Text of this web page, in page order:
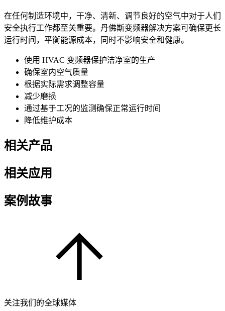
在任何制造环境中，干净、清新、调节良好的空气中对于人们
安全执行工作都至关重要。丹佛斯变频器解决方案可确保更长
运行时间，平衡能源成本，同时不影响安全和健康。
使用 HVAC 变频器保护洁净室的生产
确保室内空气质量
根据实际需求调整容量
减少磨损
通过基于工况的监测确保正常运行时间
降低维护成本
相关产品
相关应用
案例故事
关注我们的全球媒体